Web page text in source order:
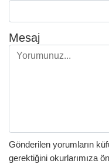
Mesaj
Gönderilen yorumların
gerektiğini okurlarımıza